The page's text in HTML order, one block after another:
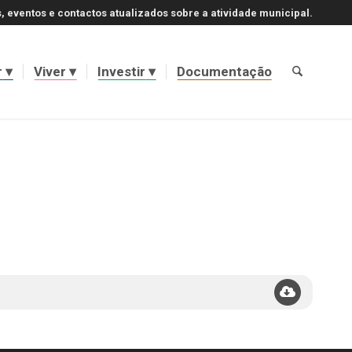
eventos e contactos atualizados sobre a atividade municipal.
Viver Investir Documentação